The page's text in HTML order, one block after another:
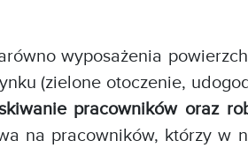
wyposażenia
(zielone otoczenie,
pracowników oraz
na pracowników, którzy w